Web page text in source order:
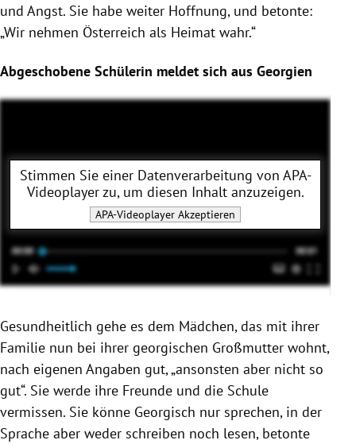
und Angst. Sie habe weiter Hoffnung, und betonte:
„Wir nehmen Österreich als Heimat wahr.“
Abgeschobene Schülerin meldet sich aus Georgien
Stimmen Sie einer Datenverarbeitung von APA-
Videoplayerzu, um diesen Inhalt anzuzeigen.
APA-Videoplayer Akzeptieren
Gesundheitlich gehe es dem Mädchen, das mit ihrer
Familie nun bei ihrer georgischen Großmutter wohnt,
nach eigenen Angaben gut, „ansonsten aber nicht so
gut“. Sie werde ihre Freunde und die Schule
vermissen. Sie könne Georgisch nur sprechen, in der
Sprache aber weder schreiben noch lesen, betonte